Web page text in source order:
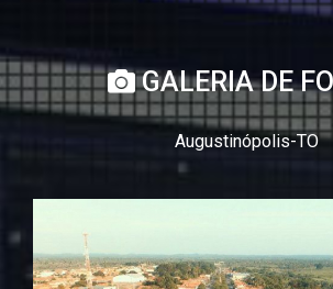
GALERIA DE
Augustinópolis-TO